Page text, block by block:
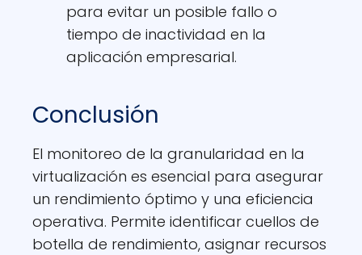
para evitar un posible fallo o
tiempo de inactividad en la
aplicación empresarial.
Conclusión
El monitoreo de la granularidad en la
virtualización es esencial para asegurar
un rendimiento óptimo y una eficiencia
operativa. Permite identificar cuellos de
botella de rendimiento, asignar recursos